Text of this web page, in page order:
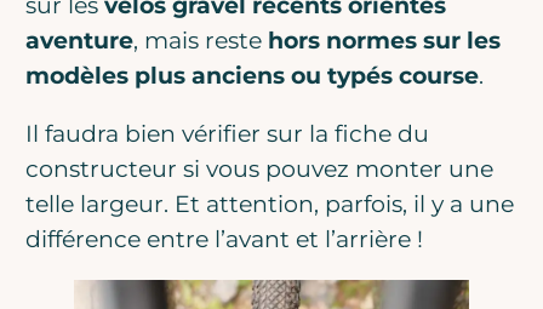
aventure, mais reste hors normes sur les
modèles plus anciens ou typés course.
Il faudra bien vérifier sur la fiche du
constructeur si vous pouvez monter une
telle largeur. Et attention, parfois, il y a une
différence entre l’avant et l’arrière !